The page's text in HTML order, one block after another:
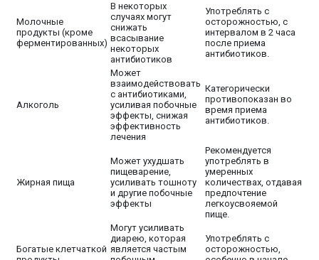
Молочные
продукты (кроме
ферментированных)
В некоторых
случаях могут
снижать
всасывание
некоторых
антибиотиков
Употреблять с
осторожностью, с
интервалом в 2 часа
после приема
антибиотиков.
Алкоголь
Может
взаимодействовать
с антибиотиками,
усиливая побочные
эффекты, снижая
эффективность
лечения
Категорически
противопоказан во
время приема
антибиотиков.
Жирная пища
Может ухудшать
пищеварение,
усиливать тошноту
и другие побочные
эффекты
Рекомендуется
употреблять в
умеренных
количествах, отдавая
предпочтение
легкоусвояемой
пище.
Богатые клетчаткой
Могут усиливать
диарею, которая
является частым
Употреблять с
осторожностью,